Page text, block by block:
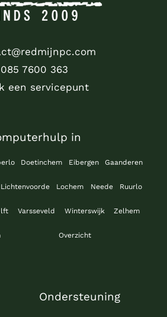
085 7600 363
een servicepunt
in
Doetinchem Eibergen Gaanderen
Lichtenvoorde Lochem Neede Ruurlo
Varsseveld Winterswijk Zelhem
Overzicht
Ondersteuning